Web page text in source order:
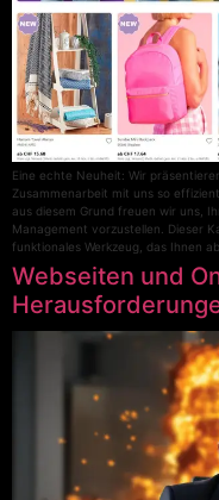
Eine echte Neuheit: Wir
Zusammenarbeit mit uns so
aus diesem Grund freuen wir uns,
Management vorzustellen. Dieser
funktionales Werkzeug, das Ihnen
Webseiten und